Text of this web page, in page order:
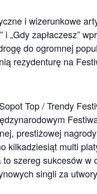
i wizerunkowe
„Gdy zapłaczesz”
do ogromnej
rezydenturę na
Top / Trendy
prestiżowej
kilkadziesiąt multi
szereg sukcesów
singli za